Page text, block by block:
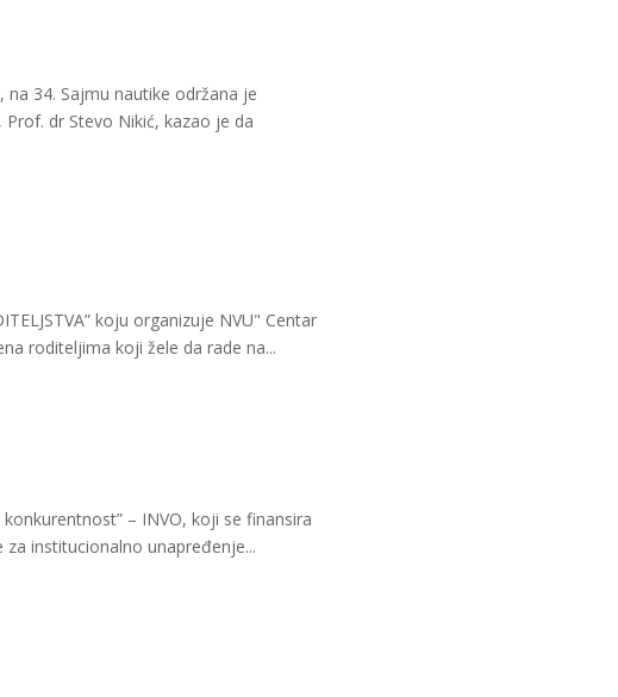
34. Sajmu nautike održana je
dr Stevo Nikić, kazao je da
koju organizuje NVU" Centar
roditeljima koji žele da rade na...
– INVO, koji se finansira
institucionalno unapređenje...